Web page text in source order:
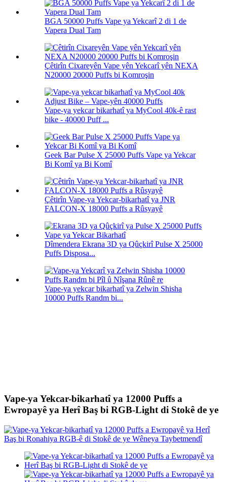
BGA 50000 Puffs Vape ya Yekcarî 2 di 1 de
Vapera Dual Tam
Çêtirîn Cixareyên Vape yên Yekcarî yên NEXA
N20000 20000 Puffs bi Komroşin
Vape-ya yekcar bikarhatî ya MyCool 40k-ê rast
bike - 40000 Puff ...
Geek Bar Pulse X 25000 Puffs Vape ya Yekcar
Bi Komî ya Bi Komî
Çêtirîn Vape-ya Yekcar-bikarhatî ya JNR
FALCON-X 18000 Puffs a Rûsyayê
Dîmendera Ekrana 3D ya Qûçkirî Pulse X 25000
Puffs Disposa...
Vape-ya yekcar bikarhatî ya Zelwin Shisha
10000 Puffs Randm bi...
Vape-ya Yekcar-bikarhatî ya 12000 Puffs a
Ewropayê ya Herî Baş bi RGB-Light di Stokê de ye